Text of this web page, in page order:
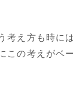
考え方も時に
この考えがベ